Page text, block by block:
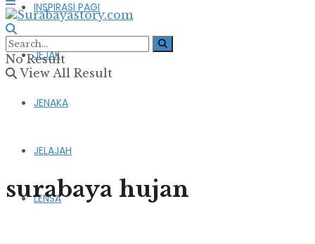
INSPIRASI PAGI
JEJAK
JENAKA
JELAJAH
LENSA
No Result
View All Result
surabaya hujan